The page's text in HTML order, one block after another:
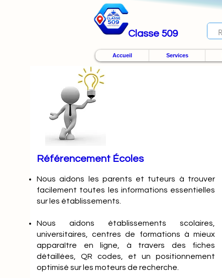
Classe 509
Accueil Services
Référencement Écoles
Nousaidons les parents et tuteurs à trouver
facilement toutes les informations essentielles
sur les établissements.
Nous aidons établissements scolaires,
universitaires, centres de formations à mieux
apparaître en ligne, à travers des fiches
détaillées, QR codes, et un positionnement
optimisé sur les moteurs de recherche.